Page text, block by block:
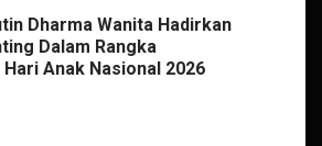
Dharma Wanita Hadirkan
Dalam Rangka
Anak Nasional 2026